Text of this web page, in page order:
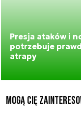
Presja ataków i
potrzebuje
atrapy
Mogą Cię